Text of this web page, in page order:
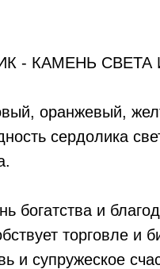
- КАМЕНЬ СВЕТА
оранжевый,
сердолика
богатства и
торговле и
и супружеское